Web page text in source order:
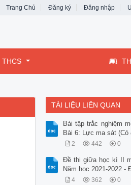
Trang Chủ Đăng ký Đăng nhập
THCS
TÀI LIỆU LIÊN QUAN
Bài tập trắc nghiệm
Bài 6: Lực ma sát (Có
2 442 0
Đề thi giữa học kì II
Năm học 2021-2022 -
4 362 0